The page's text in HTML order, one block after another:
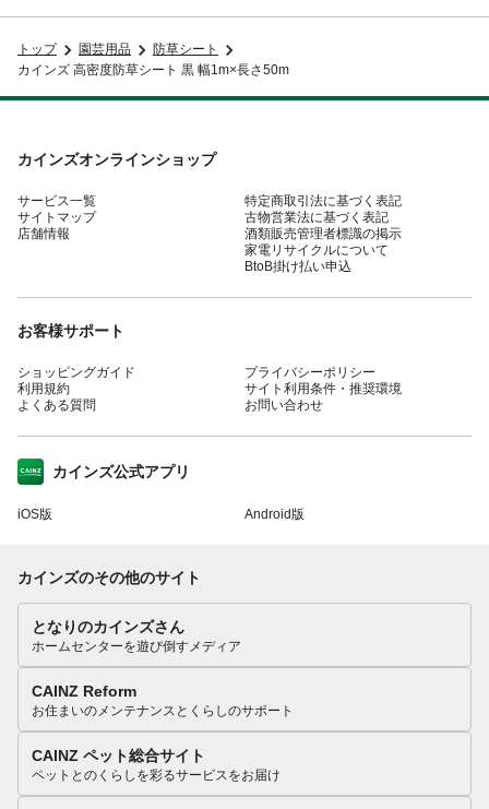
トップ 園芸用品
防草シート
カインズ 高密度防草シート 黒 幅1m×長さ50m
カインズオンラインショップ
サービス一覧
サイトマップ
店舗情報
特定商取引法に基づく表記
古物営業法に基づく表記
酒類販売管理者標識の掲示
家電リサイクルについて
BtoB掛け払い申込
お客様サポート
ショッピングガイド
利用規約
よくある質問
プライバシーポリシー
サイト利用条件・推奨環境
お問い合わせ
カインズ公式アプリ
iOS版 Android版
カインズのその他のサイト
となりのカインズさん
ホームセンターを遊び倒すメディア
CAINZ Reform
お住まいのメンテナンスとくらしのサポート
CAINZ ペット総合サイト
ペットとのくらしを彩るサービスをお届け